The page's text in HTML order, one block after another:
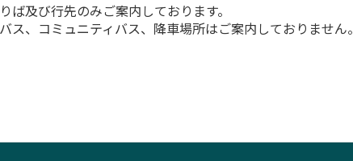
ば及び行先のみご案内しております。
ス、コミュニティバス、降車場所はご案内しておりません。